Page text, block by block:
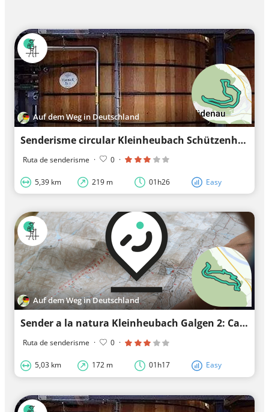
Auf dem Weg in Deutschland
Senderisme circular Kleinheubach Schützenhaus 6 : Camí de les alçades de Scheuerbusch
Ruta de senderisme · 0 ·
5,39 km 219 m 01h26 Easy
Auf dem Weg in Deutschland
Sender a la natura Kleinheubach Galgen 2: Camí de les mantes de bedoll
Ruta de senderisme · 0 ·
5,03 km 172 m 01h17 Easy